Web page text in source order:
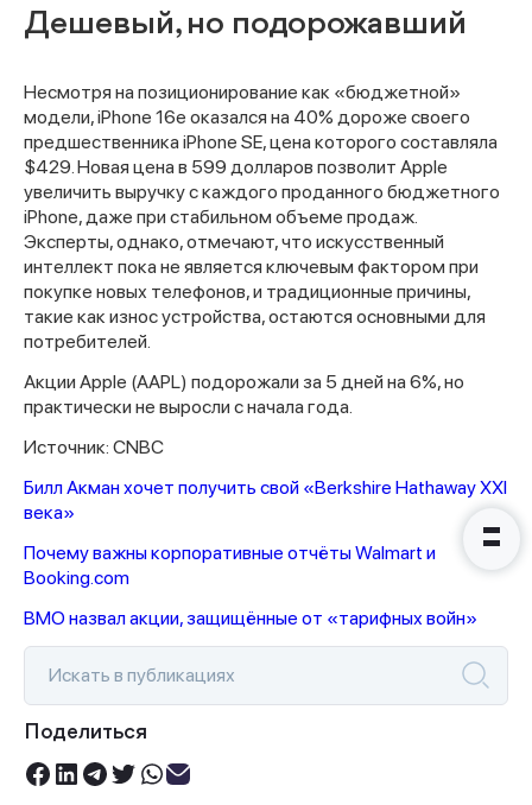
Дешевый, но подорожавший
Несмотря на позиционирование как «бюджетной»
модели, iPhone 16e оказался на 40% дороже своего
предшественника iPhone SE, цена которого составляла
$429. Новая цена в 599 долларов позволит Apple
увеличить выручку с каждого проданного бюджетного
iPhone, даже при стабильном объеме продаж.
Эксперты, однако, отмечают, что искусственный
интеллект пока не является ключевым фактором при
покупке новых телефонов, и традиционные причины,
такие как износ устройства, остаются основными для
потребителей.
Акции Apple (AAPL) подорожали за 5 дней на 6%, но
практически не выросли с начала года.
Источник: CNBC
Билл Акман хочет получить свой «Berkshire Hathaway XXI
века»
Почему важны корпоративные отчёты Walmart и
Booking.com
BMO назвал акции, защищённые от «тарифных войн»
Поделиться
Спасибо за заявку
Наши консультанты свяжутся с
вами в ближайшее время